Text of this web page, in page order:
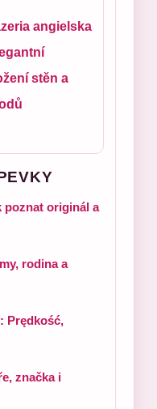
angielska
stěn a
poznat originál a
rodina a
Prędkość,
značka i